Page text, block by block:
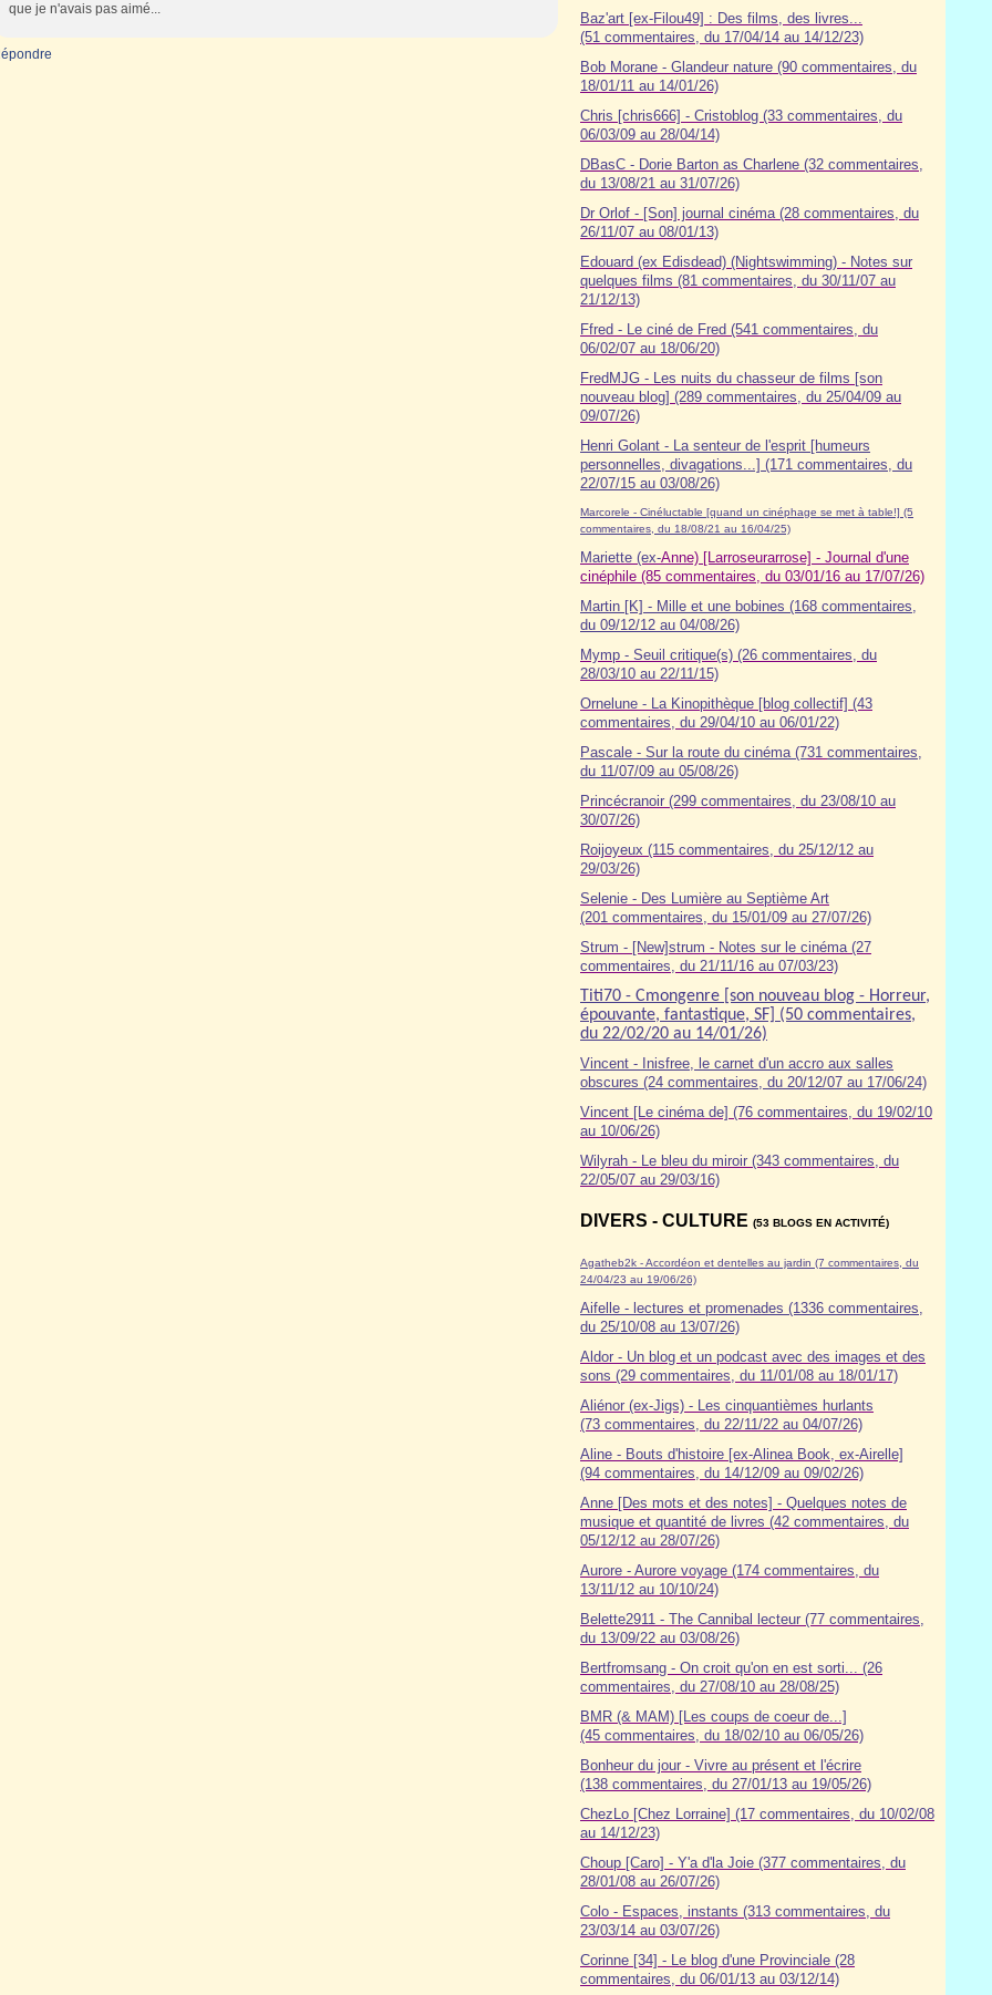
que je n'avais pas aimé...
Baz'art [ex-Filou49] : Des films, des livres...
(51 commentaires, du 17/04/14 au 14/12/23)
Bob Morane - Glandeur nature (90 commentaires, du
18/01/11 au 14/01/26)
Chris [chris666] - Cristoblog (33 commentaires, du
06/03/09 au 28/04/14)
DBasC - Dorie Barton as Charlene (32 commentaires,
du 13/08/21 au 31/07/26)
Dr Orlof - [Son] journal cinéma (28 commentaires, du
26/11/07 au 08/01/13)
Edouard (ex Edisdead) (Nightswimming) - Notes sur
quelques films (81 commentaires, du 30/11/07 au
21/12/13)
Ffred - Le ciné de Fred (541 commentaires, du
06/02/07 au 18/06/20)
FredMJG - Les nuits du chasseur de films [son
nouveau blog] (289 commentaires, du 25/04/09 au
09/07/26)
Henri Golant - La senteur de l'esprit [humeurs
personnelles, divagations...] (171 commentaires, du
22/07/15 au 03/08/26)
Marcorele - Cinéluctable [quand un cinéphage se met à table!] (5
commentaires, du 18/08/21 au 16/04/25)
Mariette (ex-Anne) [Larroseurarrose] - Journal d'une
cinéphile (85 commentaires, du 03/01/16 au 17/07/26)
Martin [K] - Mille et une bobines (168 commentaires,
du 09/12/12 au 04/08/26)
Mymp - Seuil critique(s) (26 commentaires, du
28/03/10 au 22/11/15)
Ornelune - La Kinopithèque [blog collectif] (43
commentaires, du 29/04/10 au 06/01/22)
Pascale - Sur la route du cinéma (731 commentaires,
du 11/07/09 au 05/08/26)
Princécranoir (299 commentaires, du 23/08/10 au
30/07/26)
Roijoyeux (115 commentaires, du 25/12/12 au
29/03/26)
Selenie - Des Lumière au Septième Art
(201 commentaires, du 15/01/09 au 27/07/26)
Strum - [New]strum - Notes sur le cinéma (27
commentaires, du 21/11/16 au 07/03/23)
Titi70 - Cmongenre [son nouveau blog - Horreur,
épouvante, fantastique, SF] (50 commentaires,
du 22/02/20 au 14/01/26)
Vincent - Inisfree, le carnet d'un accro aux salles
obscures (24 commentaires, du 20/12/07 au 17/06/24)
Vincent [Le cinéma de] (76 commentaires, du 19/02/10
au 10/06/26)
Wilyrah - Le bleu du miroir (343 commentaires, du
22/05/07 au 29/03/16)
DIVERS - CULTURE (53 BLOGS EN ACTIVITÉ)
Agatheb2k - Accordéon et dentelles au jardin (7 commentaires, du
24/04/23 au 19/06/26)
Aifelle - lectures et promenades (1336 commentaires,
du 25/10/08 au 13/07/26)
Aldor - Un blog et un podcast avec des images et des
sons (29 commentaires, du 11/01/08 au 18/01/17)
Aliénor (ex-Jigs) - Les cinquantièmes hurlants
(73 commentaires, du 22/11/22 au 04/07/26)
Aline - Bouts d'histoire [ex-Alinea Book, ex-Airelle]
(94 commentaires, du 14/12/09 au 09/02/26)
Anne [Des mots et des notes] - Quelques notes de
musique et quantité de livres (42 commentaires, du
05/12/12 au 28/07/26)
Aurore - Aurore voyage (174 commentaires, du
13/11/12 au 10/10/24)
Belette2911 - The Cannibal lecteur (77 commentaires,
du 13/09/22 au 03/08/26)
Bertfromsang - On croit qu'on en est sorti... (26
commentaires, du 27/08/10 au 28/08/25)
BMR (& MAM) [Les coups de coeur de...]
(45 commentaires, du 18/02/10 au 06/05/26)
Bonheur du jour - Vivre au présent et l'écrire
(138 commentaires, du 27/01/13 au 19/05/26)
ChezLo [Chez Lorraine] (17 commentaires, du 10/02/08
au 14/12/23)
Choup [Caro] - Y'a d'la Joie (377 commentaires, du
28/01/08 au 26/07/26)
Colo - Espaces, instants (313 commentaires, du
23/03/14 au 03/07/26)
Corinne [34] - Le blog d'une Provinciale (28
commentaires, du 06/01/13 au 03/12/14)